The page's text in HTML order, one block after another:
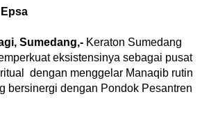
Sumedang,- Keraton Sumedang
eksistensinya sebagai pusat
dengan menggelar Manaqib rutin
bersinergi dengan Pondok Pesantren